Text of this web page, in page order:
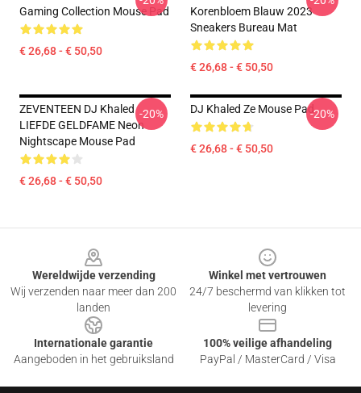
Gaming Collection Mouse Pad
€ 26,68 - € 50,50
Korenbloem Blauw 2023
Sneakers Bureau Mat
€ 26,68 - € 50,50
ZEVENTEEN DJ Khaled
LIEFDE GELDFAME Neon
Nightscape Mouse Pad
€ 26,68 - € 50,50
-20% DJ Khaled Ze Mouse Pad
€ 26,68 - € 50,50
-20%
Wereldwijde verzending
Wij verzenden naar meer dan 200
landen
Winkel met vertrouwen
24/7 beschermd van klikken tot
levering
Internationale garantie
Aangeboden in het gebruiksland
100% veilige afhandeling
PayPal / MasterCard / Visa